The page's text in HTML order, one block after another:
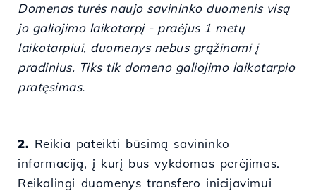
Domenas turės naujo savininko duomenis visą
jo galiojimo laikotarpį - praėjus 1 metų
laikotarpiui, duomenys nebus grąžinami į
pradinius. Tiks tik domeno galiojimo laikotarpio
pratęsimas.
2. Reikia pateikti būsimą savininko
informaciją, į kurį bus vykdomas perėjimas.
Reikalingi duomenys transfero inicijavimui